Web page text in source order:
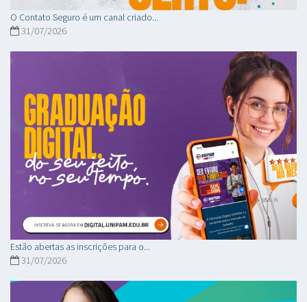
O Contato Seguro é um canal criado...
31/07/2026
Estão abertas as inscrições para o...
31/07/2026